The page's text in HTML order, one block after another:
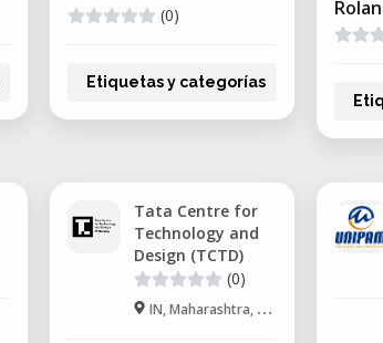
(0)
Etiquetas y categorías
Tata Centre for
Technology and
Design (TCTD)
(0)
IN, Maharashtra, Mumbai